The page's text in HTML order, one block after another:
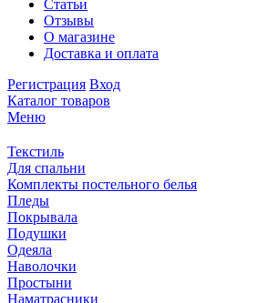
Статьи
Отзывы
О магазине
Доставка и оплата
Регистрация Вход
Каталог товаров
Меню
Текстиль
Для спальни
Комплекты постельного белья
Пледы
Покрывала
Подушки
Одеяла
Наволочки
Простыни
Наматрасники